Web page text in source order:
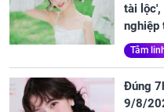
tài lộc',
nghiệp
Tâm
Đúng
9/8/